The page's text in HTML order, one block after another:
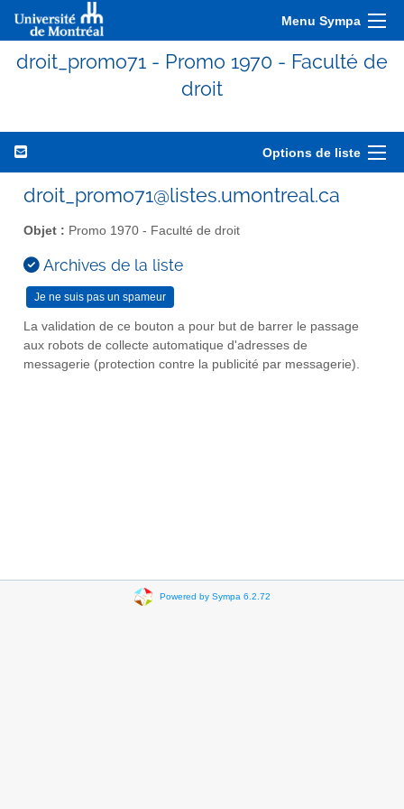
Menu Sympa
droit_promo71 - Promo 1970 - Faculté de
droit
Options de liste
droit_promo71@listes.umontreal.ca
Objet : Promo 1970 - Faculté de droit
Archives de la liste
La validation de ce bouton a pour but de barrer le passage
aux robots de collecte automatique d'adresses de
messagerie (protection contre la publicité par messagerie).
Powered by Sympa 6.2.72